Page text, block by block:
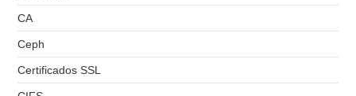
CA
Ceph
Certificados SSL